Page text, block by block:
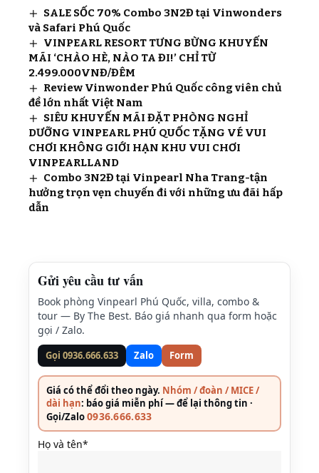
SALE SỐC 70% Combo 3N2Đ tại Vinwonders
và Safari Phú Quốc
VINPEARL RESORT TƯNG BỪNG KHUYẾN
MÃI ‘CHÀO HÈ, NÀO TA ĐI!’ CHỈ TỪ
2.499.000VNĐ/ĐÊM
Review Vinwonder Phú Quốc công viên chủ
đề lớn nhất Việt Nam
SIÊU KHUYẾN MÃI ĐẶT PHÒNG NGHỈ
DƯỠNG VINPEARL PHÚ QUỐC TẶNG VÉ VUI
CHƠI KHÔNG GIỚI HẠN KHU VUI CHƠI
VINPEARLLAND
Combo 3N2Đ tại Vinpearl Nha Trang-tận
hưởng trọn vẹn chuyến đi với những ưu đãi hấp
dẫn
Gửi yêu cầu tư vấn
Book phòng Vinpearl Phú Quốc, villa, combo &
tour — By The Best. Báo giá nhanh qua form hoặc
gọi / Zalo.
Gọi 0936.666.633 Zalo Form
Giá có thể đổi theo ngày. Nhóm / đoàn / MICE /
dài hạn: báo giá miễn phí — để lại thông tin ·
Gọi/Zalo0936.666.633
Họ và tên*